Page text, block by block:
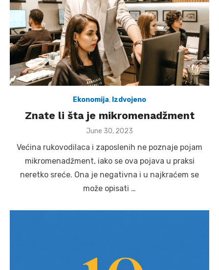
Ekonomija, Izdvojeno
Znate li šta je mikromenadžment
Posted
June 30, 2023
Većina rukovodilaca i zaposlenih ne poznaje pojam
mikromenadžment, iako se ova pojava u praksi
neretko sreće. Ona je negativna i u najkraćem se
može opisati …